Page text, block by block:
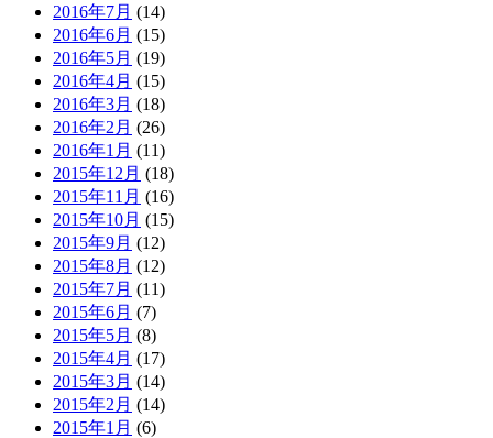
2016年7月 (14)
2016年6月 (15)
2016年5月 (19)
2016年4月 (15)
2016年3月 (18)
2016年2月 (26)
2016年1月 (11)
2015年12月 (18)
2015年11月 (16)
2015年10月 (15)
2015年9月 (12)
2015年8月 (12)
2015年7月 (11)
2015年6月 (7)
2015年5月 (8)
2015年4月 (17)
2015年3月 (14)
2015年2月 (14)
2015年1月 (6)